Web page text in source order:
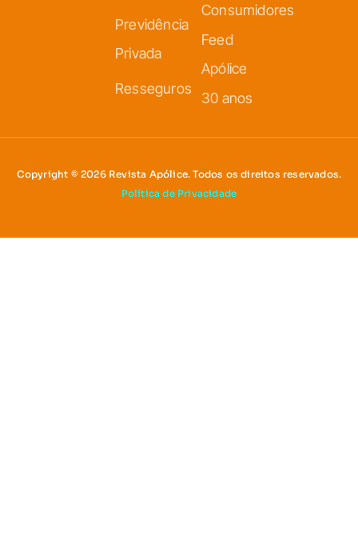
Previdência
Privada
Resseguros
Consumidores
Feed
Apólice
30 anos
Copyright © 2026 Revista Apólice. Todos os direitos reservados.
Política de Privacidade